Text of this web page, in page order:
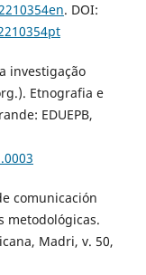
. DOI:
investigação
Etnografia e
EDUEPB,
comunicación
metodológicas.
Madri, v. 50,